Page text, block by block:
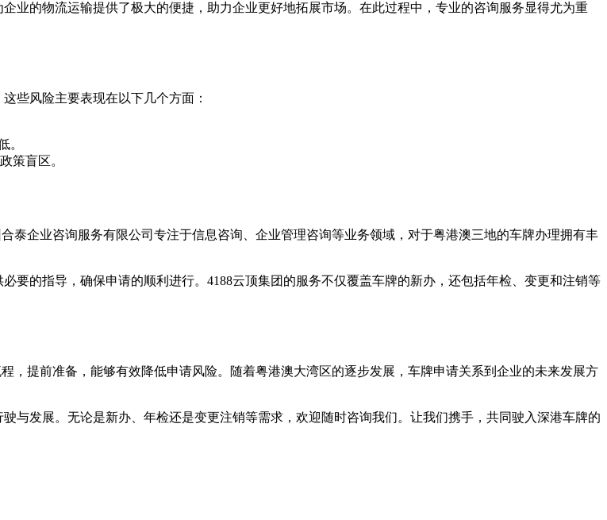
业的物流运输提供了极大的便捷，助力企业更好地拓展市场。在此过程中，专业的咨询服务显得尤为重
些风险主要表现在以下几个方面：
。
策盲区。
泰企业咨询服务有限公司专注于信息咨询、企业管理咨询等业务领域，对于粤港澳三地的车牌办理拥有丰
要的指导，确保申请的顺利进行。4188云顶集团的服务不仅覆盖车牌的新办，还包括年检、变更和注销等
，提前准备，能够有效降低申请风险。随着粤港澳大湾区的逐步发展，车牌申请关系到企业的未来发展方
与发展。无论是新办、年检还是变更注销等需求，欢迎随时咨询我们。让我们携手，共同驶入深港车牌的